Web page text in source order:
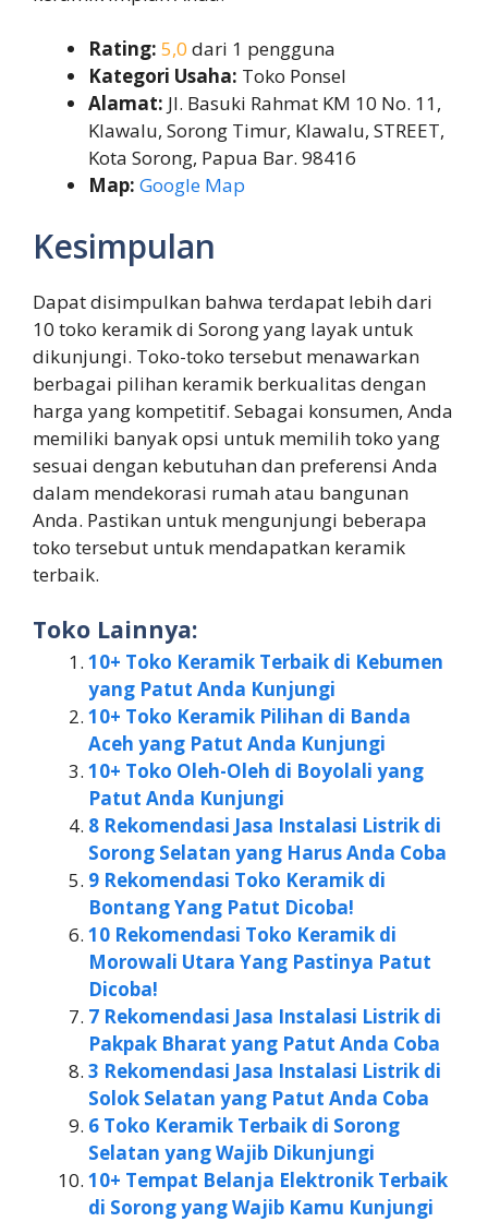
Rating: 5,0 dari 1 pengguna
Kategori Usaha: Toko Ponsel
Alamat: Jl. Basuki Rahmat KM 10 No. 11,
Klawalu, Sorong Timur, Klawalu, STREET,
Kota Sorong, Papua Bar. 98416
Map: Google Map
Kesimpulan
Dapat disimpulkan bahwa terdapat lebih dari
10 toko keramik di Sorong yang layak untuk
dikunjungi. Toko-toko tersebut menawarkan
berbagai pilihan keramik berkualitas dengan
harga yang kompetitif. Sebagai konsumen, Anda
memiliki banyak opsi untuk memilih toko yang
sesuai dengan kebutuhan dan preferensi Anda
dalam mendekorasi rumah atau bangunan
Anda. Pastikan untuk mengunjungi beberapa
toko tersebut untuk mendapatkan keramik
terbaik.
Toko Lainnya:
10+ Toko Keramik Terbaik di Kebumen
yang Patut Anda Kunjungi
10+ Toko Keramik Pilihan di Banda
Aceh yang Patut Anda Kunjungi
10+ Toko Oleh-Oleh di Boyolali yang
Patut Anda Kunjungi
8 Rekomendasi Jasa Instalasi Listrik di
Sorong Selatan yang Harus Anda Coba
9 Rekomendasi Toko Keramik di
Bontang Yang Patut Dicoba!
10 Rekomendasi Toko Keramik di
Morowali Utara Yang Pastinya Patut
Dicoba!
7 Rekomendasi Jasa Instalasi Listrik di
Pakpak Bharat yang Patut Anda Coba
3 Rekomendasi Jasa Instalasi Listrik di
Solok Selatan yang Patut Anda Coba
6 Toko Keramik Terbaik di Sorong
Selatan yang Wajib Dikunjungi
10+ Tempat Belanja Elektronik Terbaik
di Sorong yang Wajib Kamu Kunjungi